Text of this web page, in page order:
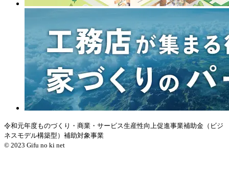
令和元年度ものづくり・商業・サービス生産性向上促進事業補助金（ビジ
ネスモデル構築型）補助対象事業
© 2023 Gifu no ki net